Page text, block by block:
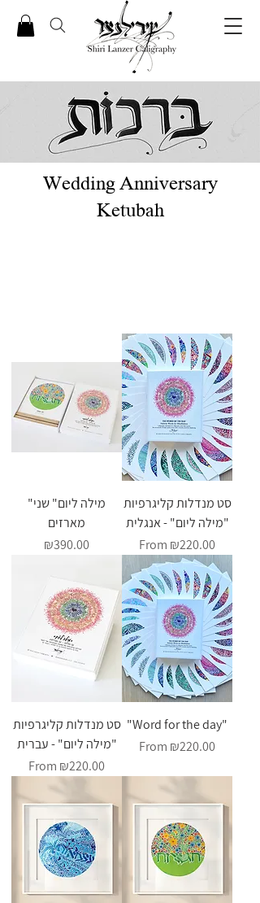
Wedding Anniversary
Ketubah
"מילה ליום" שני
מארזים
Price
₪390.00
סט מנדלות קליגרפיות
"מילה ליום" - אנגלית
From ₪220.00
Sale Price
סט מנדלות קליגרפיות
"מילה ליום" - עברית
From ₪220.00
Sale Price
"Word for the day"
From ₪220.00
Sale Price